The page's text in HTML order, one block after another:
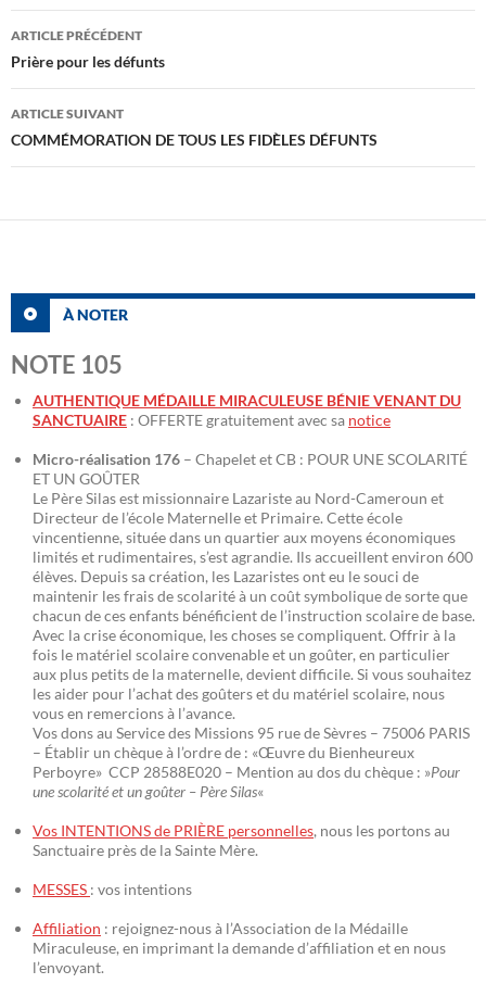
Navigation
des
articles
ARTICLE PRÉCÉDENT
Prière pour les défunts
ARTICLE SUIVANT
COMMÉMORATION DE TOUS LES FIDÈLES DÉFUNTS
À NOTER
NOTE 105
AUTHENTIQUE MÉDAILLE MIRACULEUSE BÉNIE VENANT DU
SANCTUAIRE : OFFERTE gratuitement avec sa notice
Micro-réalisation 176 – Chapelet et CB : POUR UNE SCOLARITÉ
ET UN GOÛTER
Le Père Silas est missionnaire Lazariste au Nord-Cameroun et
Directeur de l’école Maternelle et Primaire. Cette école
vincentienne, située dans un quartier aux moyens économiques
limités et rudimentaires, s’est agrandie. Ils accueillent environ 600
élèves. Depuis sa création, les Lazaristes ont eu le souci de
maintenir les frais de scolarité à un coût symbolique de sorte que
chacun de ces enfants bénéficient de l’instruction scolaire de base.
Avec la crise économique, les choses se compliquent. Offrir à la
fois le matériel scolaire convenable et un goûter, en particulier
aux plus petits de la maternelle, devient difficile. Si vous souhaitez
les aider pour l’achat des goûters et du matériel scolaire, nous
vous en remercions à l’avance.
Vos dons au Service des Missions 95 rue de Sèvres – 75006 PARIS
– Établir un chèque à l’ordre de : «Œuvre du Bienheureux
Perboyre» CCP 28588E020 – Mention au dos du chèque : »Pour
une scolarité et un goûter – Père Silas«
Vos INTENTIONS de PRIÈRE personnelles, nous les portons au
Sanctuaire près de la Sainte Mère.
MESSES : vos intentions
Affiliation : rejoignez-nous à l’Association de la Médaille
Miraculeuse, en imprimant la demande d’affiliation et en nous
l’envoyant.